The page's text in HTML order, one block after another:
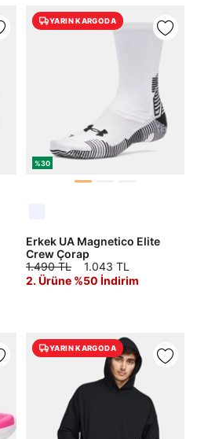
%30
YARIN KARGODA
Erkek UA Magnetico Elite
Crew Çorap
1.490 TL
1.043 TL
2. Ürüne %50 İndirim
YARIN KARGODA